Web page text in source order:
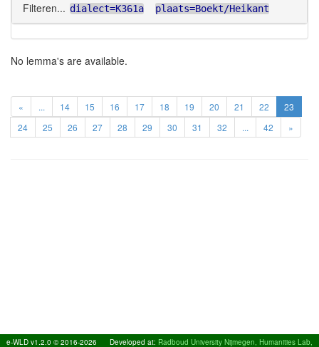
Filteren... dialect=K361a plaats=Boekt/Heikant
No lemma's are available.
« ... 14 15 16 17 18 19 20 21 22
23
24
25 26 27 28 29 30 31 32 ... 42 »
e-WLD v1.2.0 © 2016-2026 Developed at: Radboud University Nijmegen, Humanities Lab,